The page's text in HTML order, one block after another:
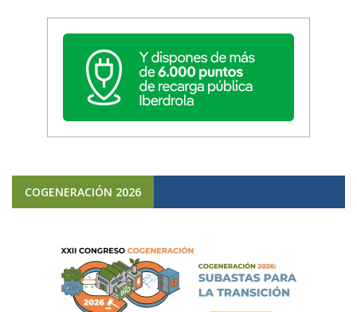
COGENERACIÓN 2026